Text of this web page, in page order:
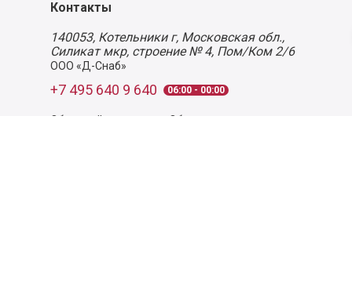
Контакты
140053, Котельники г, Московская обл.,
Силикат мкр, строение № 4, Пом/Ком 2/6
ООО «Д-Снаб»
+7 495 640 9 640 06:00 - 00:00
Обратный звонок Обратная связь